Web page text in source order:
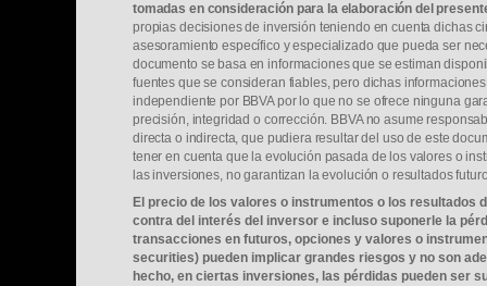
tomadas en consideración para la elaboración del
propias decisiones de inversión teniendo en cuenta dichas
asesoramiento específico y especializado que pueda ser
documento se basa en informaciones que se estiman
fuentes que se consideran fiables, pero dichas
independiente por BBVA por lo que no se ofrece ninguna
precisión, integridad o corrección. BBVA no asume
directa o indirecta, que pudiera resultar del uso de este
tener en cuenta que la evolución pasada de los valores o
las inversiones, no garantizan la evolución o resultados
El precio de los valores o instrumentos o los resultados
contra del interés del inversor e incluso suponerle la
transacciones en futuros, opciones y valores o
securities) pueden implicar grandes riesgos y no son
hecho, en ciertas inversiones, las pérdidas pueden ser